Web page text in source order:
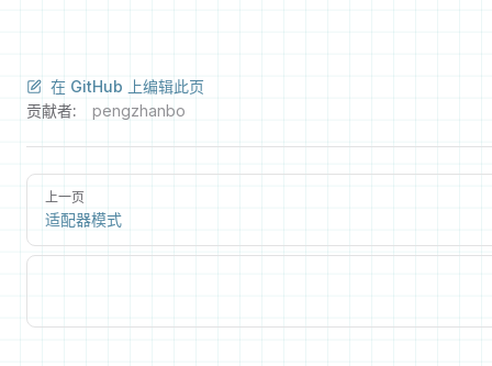
在 GitHub 上编辑此页
贡献者:
pengzhanbo
上一页
适配器模式